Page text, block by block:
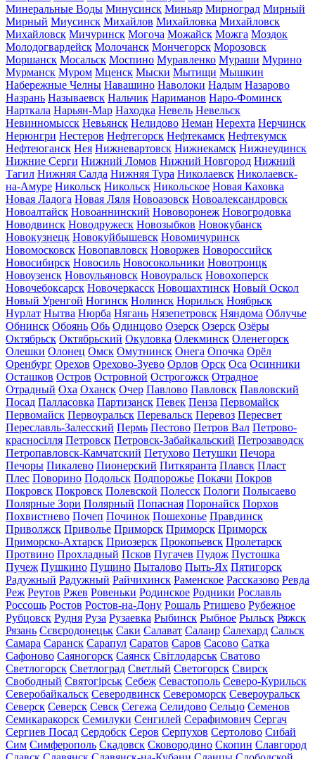
Минеральные Воды Минусинск Миньяр Мирноград Мирный
Мирный Миусинск Михайлов Михайловка Михайловск
Михайловск Мичуринск Могоча Можайск Можга Моздок
Молодогвардейск Молочанск Мончегорск Морозовск
Моршанск Мосальск Моспино Муравленко Мураши Мурино
Мурманск Муром Мценск Мыски Мытищи Мышкин
Набережные Челны Навашино Наволоки Надым Назарово
Назрань Называевск Нальчик Нариманов Наро-Фоминск
Нарткала Нарьян-Мар Находка Невель Невельск
Невинномысск Невьянск Нелидово Неман Нерехта Нерчинск
Нерюнгри Нестеров Нефтегорск Нефтекамск Нефтекумск
Нефтеюганск Нея Нижневартовск Нижнекамск Нижнеудинск
Нижние Серги Нижний Ломов Нижний Новгород Нижний
Тагил Нижняя Салда Нижняя Тура Николаевск Николаевск-
на-Амуре Никольск Никольск Никольское Новая Каховка
Новая Ладога Новая Ляля Новоазовск Новоалександровск
Новоалтайск Новоаннинский Нововоронеж Новогродовка
Новодвинск Новодружеск Новозыбков Новокубанск
Новокузнецк Новокуйбышевск Новомичуринск
Новомосковск Новопавловск Новоржев Новороссийск
Новосибирск Новосиль Новосокольники Новотроицк
Новоузенск Новоульяновск Новоуральск Новохоперск
Новочебоксарск Новочеркасск Новошахтинск Новый Оскол
Новый Уренгой Ногинск Нолинск Норильск Ноябрьск
Нурлат Нытва Нюрба Нягань Нязепетровск Няндома Облучье
Обнинск Обоянь Обь Одинцово Озерск Озерск Озёры
Октябрьск Октябрьский Окуловка Олекминск Оленегорск
Олешки Олонец Омск Омутнинск Онега Опочка Орёл
Оренбург Орехов Орехово-Зуево Орлов Орск Оса Осинники
Осташков Остров Островной Острогожск Отрадное
Отрадный Оха Оханск Очер Павлово Павловск Павловский
Посад Палласовка Партизанск Певек Пенза Первомайск
Первомайск Первоуральск Перевальск Перевоз Пересвет
Переславль-Залесский Пермь Пестово Петров Вал Петрово-
красносілля Петровск Петровск-Забайкальский Петрозаводск
Петропавловск-Камчатский Петухово Петушки Печора
Печоры Пикалево Пионерский Питкяранта Плавск Пласт
Плес Поворино Подольск Подпорожье Покачи Покров
Покровск Покровск Полевской Полесск Пологи Полысаево
Полярные Зори Полярный Попасная Поронайск Порхов
Похвистнево Почеп Починок Пошехонье Правдинск
Приволжск Приволье Приморск Приморск Приморск
Приморско-Ахтарск Приозерск Прокопьевск Пролетарск
Протвино Прохладный Псков Пугачев Пудож Пустошка
Пучеж Пушкино Пущино Пыталово Пыть-Ях Пятигорск
Радужный Радужный Райчихинск Раменское Рассказово Ревда
Реж Реутов Ржев Ровеньки Родинское Родники Рославль
Россошь Ростов Ростов-на-Дону Рошаль Ртищево Рубежное
Рубцовск Рудня Руза Рузаевка Рыбинск Рыбное Рыльск Ряжск
Рязань Сєвєродонецьк Саки Салават Салаир Салехард Сальск
Самара Саранск Сарапул Саратов Саров Сасово Сатка
Сафоново Саяногорск Саянск Світлодарськ Сватово
Светлогорск Светлоград Светлый Светогорск Свирск
Свободный Святогірськ Себеж Севастополь Северо-Курильск
Северобайкальск Северодвинск Североморск Североуральск
Северск Северск Севск Сегежа Селидово Сельцо Семенов
Семикаракорск Семилуки Сенгилей Серафимович Сергач
Сергиев Посад Сердобск Серов Серпухов Сертолово Сибай
Сим Симферополь Скадовск Сковородино Скопин Славгород